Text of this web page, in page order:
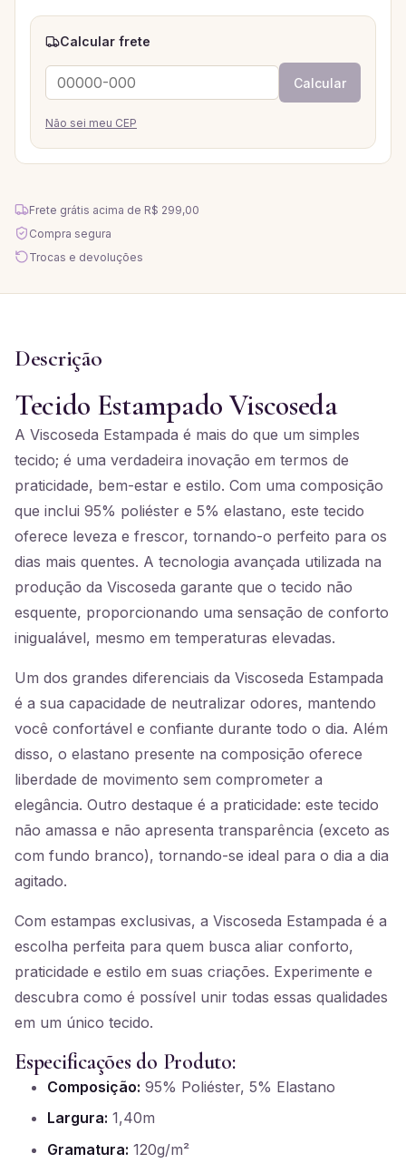
Calcular frete
Calcular
Não sei meu CEP
Frete grátis acima de R$ 299,00
Compra segura
Trocas e devoluções
Descrição
Tecido Estampado Viscoseda
A Viscoseda Estampada é mais do que um simples
tecido; é uma verdadeira inovação em termos de
praticidade, bem-estar e estilo. Com uma composição
que inclui 95% poliéster e 5% elastano, este tecido
oferece leveza e frescor, tornando-o perfeito para os
dias mais quentes. A tecnologia avançada utilizada na
produção da Viscoseda garante que o tecido não
esquente, proporcionando uma sensação de conforto
inigualável, mesmo em temperaturas elevadas.
Um dos grandes diferenciais da Viscoseda Estampada
é a sua capacidade de neutralizar odores, mantendo
você confortável e confiante durante todo o dia. Além
disso, o elastano presente na composição oferece
liberdade de movimento sem comprometer a
elegância. Outro destaque é a praticidade: este tecido
não amassa e não apresenta transparência (exceto as
com fundo branco), tornando-se ideal para o dia a dia
agitado.
Com estampas exclusivas, a Viscoseda Estampada é a
escolha perfeita para quem busca aliar conforto,
praticidade e estilo em suas criações. Experimente e
descubra como é possível unir todas essas qualidades
em um único tecido.
Especificações do Produto:
Composição: 95% Poliéster, 5% Elastano
Largura: 1,40m
Gramatura: 120g/m²